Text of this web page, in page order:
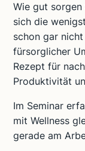
Wie gut sorgen
sich die
schon gar
fürsorglicher
Rezept für
Produktivität
Im Seminar
mit Wellness
gerade am